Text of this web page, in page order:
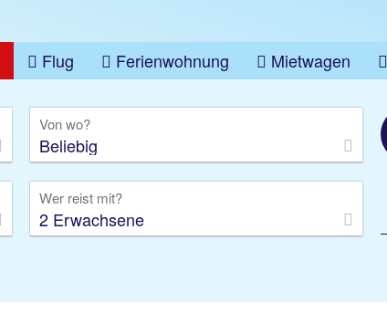
Flug Ferienwohnung Mietwagen
Von wo?
Beliebig
Wer reist mit?
2 Erwachsene